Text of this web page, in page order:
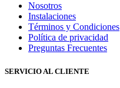
Nosotros
Instalaciones
Términos y Condiciones
Política de privacidad
Preguntas Frecuentes
SERVICIO AL CLIENTE